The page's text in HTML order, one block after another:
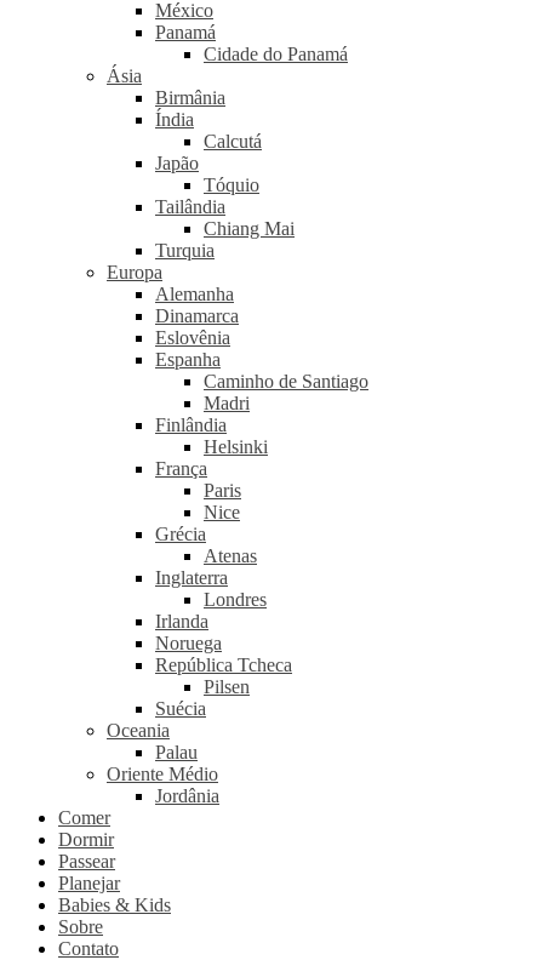
México
Panamá
Cidade do Panamá
Ásia
Birmânia
Índia
Calcutá
Japão
Tóquio
Tailândia
Chiang Mai
Turquia
Europa
Alemanha
Dinamarca
Eslovênia
Espanha
Caminho de Santiago
Madri
Finlândia
Helsinki
França
Paris
Nice
Grécia
Atenas
Inglaterra
Londres
Irlanda
Noruega
República Tcheca
Pilsen
Suécia
Oceania
Palau
Oriente Médio
Jordânia
Comer
Dormir
Passear
Planejar
Babies & Kids
Sobre
Contato